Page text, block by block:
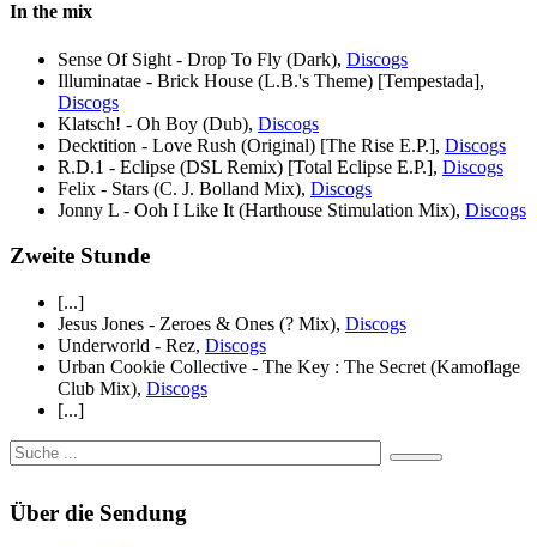
In the mix
Sense Of Sight - Drop To Fly (Dark), Discogs
Illuminatae - Brick House (L.B.'s Theme) [Tempestada],
Discogs
Klatsch! - Oh Boy (Dub), Discogs
Decktition - Love Rush (Original) [The Rise E.P.], Discogs
R.D.1 - Eclipse (DSL Remix) [Total Eclipse E.P.], Discogs
Felix - Stars (C. J. Bolland Mix), Discogs
Jonny L - Ooh I Like It (Harthouse Stimulation Mix), Discogs
Zweite Stunde
[...]
Jesus Jones - Zeroes & Ones (? Mix), Discogs
Underworld - Rez, Discogs
Urban Cookie Collective - The Key : The Secret (Kamoflage
Club Mix), Discogs
[...]
Über die Sendung